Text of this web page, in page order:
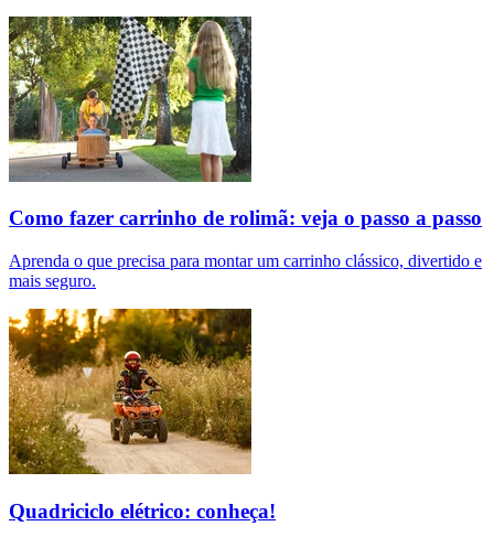
Como fazer carrinho de rolimã: veja o passo a passo
Aprenda o que precisa para montar um carrinho clássico, divertido e
mais seguro.
Quadriciclo elétrico: conheça!